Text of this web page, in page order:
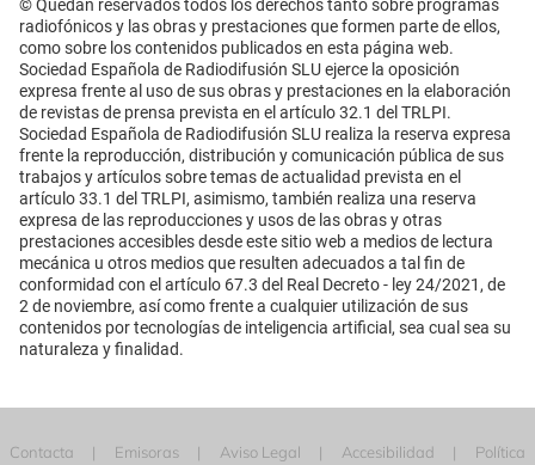
© Quedan reservados todos los derechos tanto sobre programas
radiofónicos y las obras y prestaciones que formen parte de ellos,
como sobre los contenidos publicados en esta página web.
Sociedad Española de Radiodifusión SLU ejerce la oposición
expresa frente al uso de sus obras y prestaciones en la elaboración
de revistas de prensa prevista en el artículo 32.1 del TRLPI.
Sociedad Española de Radiodifusión SLU realiza la reserva expresa
frente la reproducción, distribución y comunicación pública de sus
trabajos y artículos sobre temas de actualidad prevista en el
artículo 33.1 del TRLPI, asimismo, también realiza una reserva
expresa de las reproducciones y usos de las obras y otras
prestaciones accesibles desde este sitio web a medios de lectura
mecánica u otros medios que resulten adecuados a tal fin de
conformidad con el artículo 67.3 del Real Decreto - ley 24/2021, de
2 de noviembre, así como frente a cualquier utilización de sus
contenidos por tecnologías de inteligencia artificial, sea cual sea su
naturaleza y finalidad.
Contacta Emisoras Aviso Legal Accesibilidad Política